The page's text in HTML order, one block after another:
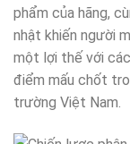
phẩm của hãng,
nhật khiến người
một lợi thế với
điểm mấu chốt
trường Việt Nam.